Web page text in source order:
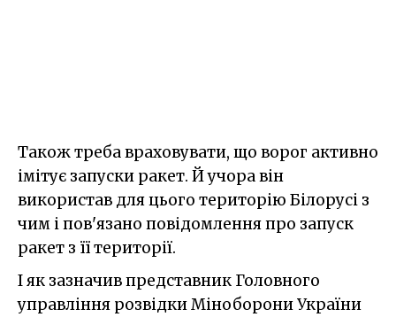
Також треба враховувати, що ворог активно
імітує запуски ракет. Й учора він
використав для цього територію Білорусі з
чим і пов'язано повідомлення про запуск
ракет з її території.
І як зазначив представник Головного
управління розвідки Міноборони України